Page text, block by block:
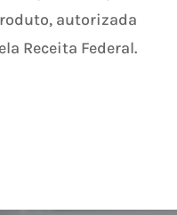
autorizada
Receita Federal.